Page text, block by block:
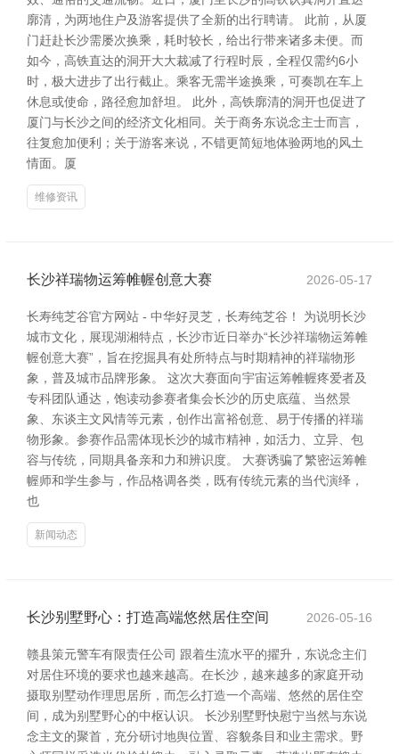
廓清，为两地住户及游客提供了全新的出行聘请。 此前，从厦
门赶赴长沙需屡次换乘，耗时较长，给出行带来诸多未便。而
如今，高铁直达的洞开大大裁减了行程时辰，全程仅需约6小
时，极大进步了出行截止。乘客无需半途换乘，可奏凯在车上
休息或使命，路径愈加舒坦。 此外，高铁廓清的洞开也促进了
厦门与长沙之间的经济文化相同。关于商务东说念主士而言，
往复愈加便利；关于游客来说，不错更简短地体验两地的风土
情面。厦
维修资讯
长沙祥瑞物运筹帷幄创意大赛 2026-05-17
长寿纯芝谷官方网站 - 中华好灵芝，长寿纯芝谷！ 为说明长沙
城市文化，展现湖湘特点，长沙市近日举办“长沙祥瑞物运筹帷
幄创意大赛”，旨在挖掘具有处所特点与时期精神的祥瑞物形
象，普及城市品牌形象。 这次大赛面向宇宙运筹帷幄疼爱者及
专科团队通达，饱读动参赛者集会长沙的历史底蕴、当然景
象、东谈主文风情等元素，创作出富裕创意、易于传播的祥瑞
物形象。参赛作品需体现长沙的城市精神，如活力、立异、包
容与传统，同期具备亲和力和辨识度。 大赛诱骗了繁密运筹帷
幄师和学生参与，作品格调各类，既有传统元素的当代演绎，
也
新闻动态
长沙别墅野心：打造高端悠然居住空间 2026-05-16
赣县策元警车有限责任公司 跟着生流水平的擢升，东说念主们
对居住环境的要求也越来越高。在长沙，越来越多的家庭开动
摄取别墅动作理思居所，而怎么打造一个高端、悠然的居住空
间，成为别墅野心的中枢认识。 长沙别墅野快慰宁当然与东说
念主文的聚首，充分研讨地舆位置、容貌条目和业主需求。野